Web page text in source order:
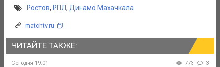
Ростов, РПЛ, Динамо Махачкала
matchtv.ru
ЧИТАЙТЕ ТАКЖЕ:
Сегодня 19:01 773 3